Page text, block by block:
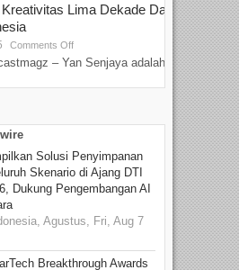
Lima Dekade Dalam
Comments Off
– Yan Senjaya adalah...
Solusi Penyimpanan
Skenario di Ajang DTI
Dukung Pengembangan AI
Agustus, Fri, Aug 7
Breakthrough Awards